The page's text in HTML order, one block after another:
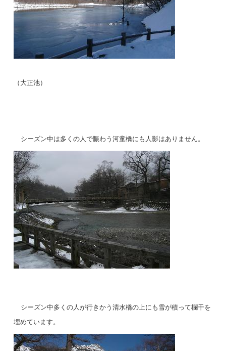
（大正池）
シーズン中は多くの人で賑わう河童橋にも人影はありません。
シーズン中多くの人が行きかう清水橋の上にも雪が積って欄干を
埋めています。